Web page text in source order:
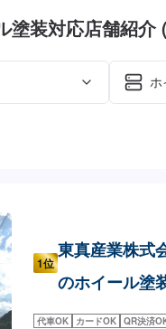
塗装対応店舗紹介
ホ
1位
東真産業株式
のホイール塗
代車OK カードOK QR決済